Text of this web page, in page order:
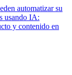
automatizar su
usando IA:
y contenido en